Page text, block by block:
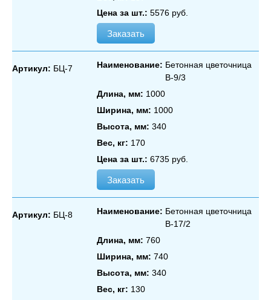
Цена за шт.: 5576 руб.
Заказать
Артикул: БЦ-7 Наименование: Бетонная цветочница
В‑9/3
Длина, мм: 1000
Ширина, мм: 1000
Высота, мм: 340
Вес, кг: 170
Цена за шт.: 6735 руб.
Заказать
Артикул: БЦ-8 Наименование: Бетонная цветочница
В‑17/2
Длина, мм: 760
Ширина, мм: 740
Высота, мм: 340
Вес, кг: 130